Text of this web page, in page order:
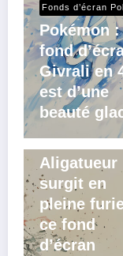
Fonds d’écran
Pokémon :
fond
Givrali en
est d’une
beauté
Fonds d’écran
Aligatueur
surgit en
pleine
ce fond
d’écran